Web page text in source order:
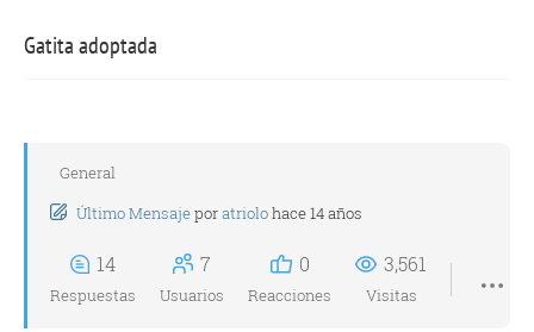
Gatita adoptada
General
Último Mensajeporatriolohace 14 años
14
Respuestas
7
Usuarios
0
Reacciones
3,561
Visitas